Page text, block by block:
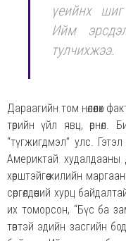
үеийнх
Ийм
тулчихжээ.
Дараагийн том нөлөөлөх
төрийн үйл явц, өрнөл.
“түгжигдмэл” улс.
Америктай худалдааны
хөрштэйгөө хилийн
сөргөлдөөний хурц
их томорсон, “Бүс ба
төвтэй эдийн засгийн